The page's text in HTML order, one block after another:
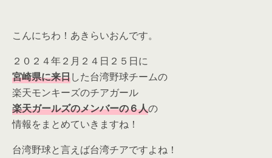
こんにちわ！あきらいおんです。
２０２４年２月２４日２５日に
宮崎県に来日した台湾野球チームの
楽天モンキーズのチアガール
楽天ガールズのメンバーの６人の
情報をまとめていきますね！
台湾野球と言えば台湾チアですよね！